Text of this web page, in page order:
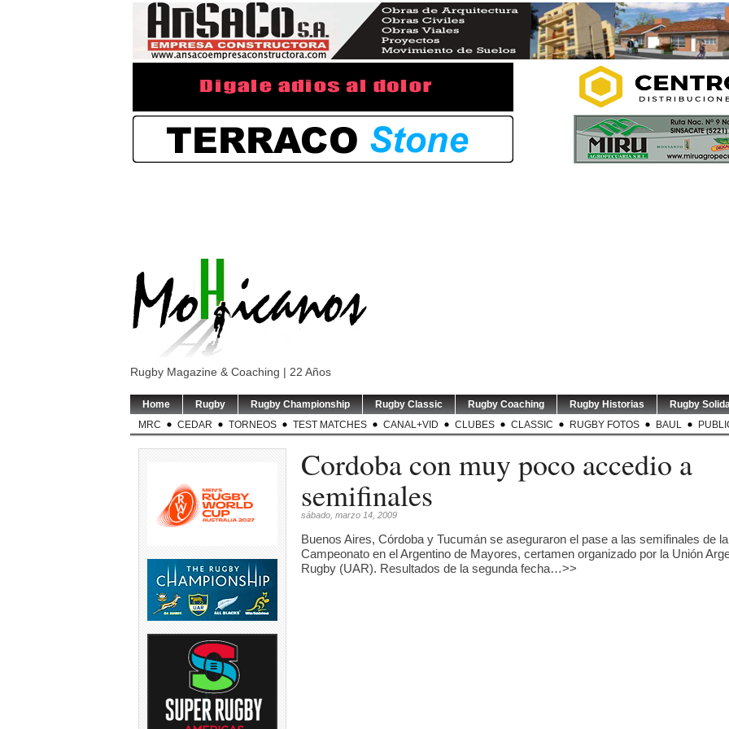
Rugby Magazine & Coaching | 22 Años
Home Rugby Rugby Championship Rugby Classic Rugby Coaching Rugby Historias Rugby
MRC
CEDAR TORNEOS TEST MATCHES CANAL+VID CLUBES CLASSIC RUGBY FOTOS BAUL
Cordoba con muy poco accedio a
semifinales
sábado, marzo 14, 2009
Buenos Aires, Córdoba y Tucumán se aseguraron el pase a las semifinales de
Campeonato en el Argentino de Mayores, certamen organizado por la Unión
Rugby (UAR). Resultados de la segunda fecha…>>
USA v ARGENTINA XV | El
...
TEST MATCH | El
entrenador de los
Springboks,
...
5 0
RUGBY DE OPINION | Se
modifica permanentemente
el...
SVNS 2026/27 | World
GREATEST RIVALRY | P1 |